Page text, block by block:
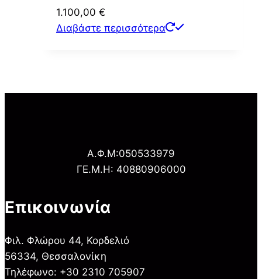
1.100,00 €
Διαβάστε περισσότερα
Α.Φ.Μ:050533979
ΓΕ.Μ.Η: 40880906000
Επικοινωνία
Φιλ. Φλώρου 44, Κορδελιό
56334, Θεσσαλονίκη
Τηλέφωνο: +30 2310 705907